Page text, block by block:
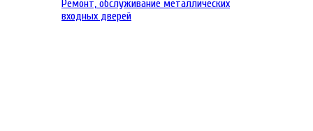
Ремонт, обслуживание металлических
входных дверей